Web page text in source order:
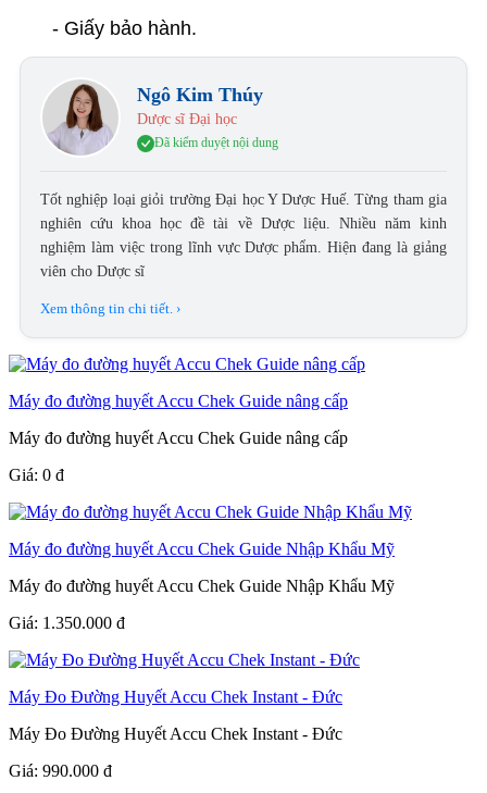
- Giấy bảo hành.
Ngô Kim Thúy
Dược sĩ Đại học
Đã kiểm duyệt nội dung
Tốt nghiệp loại giỏi trường Đại học Y Dược Huế. Từng tham gia
nghiên cứu khoa học đề tài về Dược liệu. Nhiều năm kinh
nghiệm làm việc trong lĩnh vực Dược phẩm. Hiện đang là giảng
viên cho Dược sĩ
Xem thông tin chi tiết. ›
Máy đo đường huyết Accu Chek Guide nâng cấp
Máy đo đường huyết Accu Chek Guide nâng cấp
Giá: 0 đ
Máy đo đường huyết Accu Chek Guide Nhập Khẩu Mỹ
Máy đo đường huyết Accu Chek Guide Nhập Khẩu Mỹ
Giá: 1.350.000 đ
Máy Đo Đường Huyết Accu Chek Instant - Đức
Máy Đo Đường Huyết Accu Chek Instant - Đức
Giá: 990.000 đ